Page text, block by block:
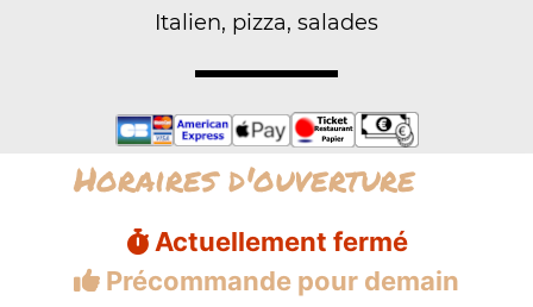
Italien, pizza, salades
Horaires d'ouverture
Actuellement fermé
Précommande pour demain